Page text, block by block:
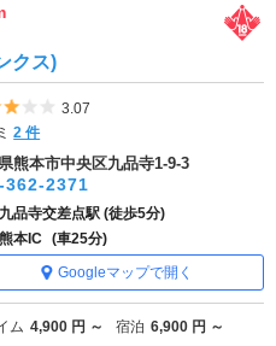
クス)
5つ星のうち3
3.07
2 件
熊本市中央区九品寺1-9-3
362-2371
九品寺交差点駅 (徒歩5分)
熊本IC (車25分)
Googleマップで開く
ム 4,900 円 ～ 宿泊 6,900 円 ～